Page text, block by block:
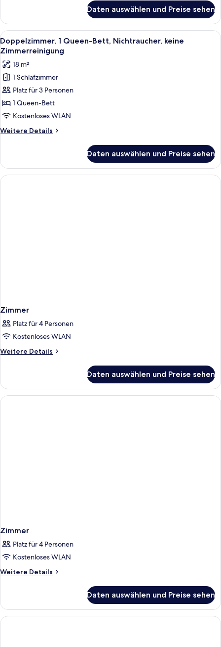
Nichtraucher,
keine
Zimmerreinigung
Daten auswählen und Preise sehen
Alle
Fotos
für
Doppelzimmer,
Queen-
Bett,
Nichtraucher,
keine
Zimmerreinigung
Blaue und beige Hausschuhe auf
4
Doppelzimmer, 1 Queen-Bett, Nichtraucher, keine
Zimmerreinigung
18 m²
1 Schlafzimmer
Platz für 3 Personen
1 Queen-Bett
Kostenloses WLAN
Weitere Details
Weitere
1
Queen-
Bett,
Daten auswählen und Preise sehen
Zimmer
Platz für 4 Personen
Kostenloses WLAN
Weitere Details
Weitere
Daten auswählen und Preise sehen
Zimmer
Platz für 4 Personen
Kostenloses WLAN
Weitere Details
Weitere
Daten auswählen und Preise sehen